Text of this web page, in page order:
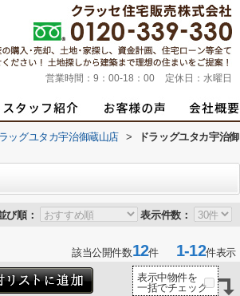
営業時間： 9：00-18：00 定休日： 水曜日
ッグユタカ宇治御蔵山店 >
ドラッグユタカ宇治御
び順： 表示件数：
該当公開件数12件1-12件表示
表示中物件を
一括でチェック